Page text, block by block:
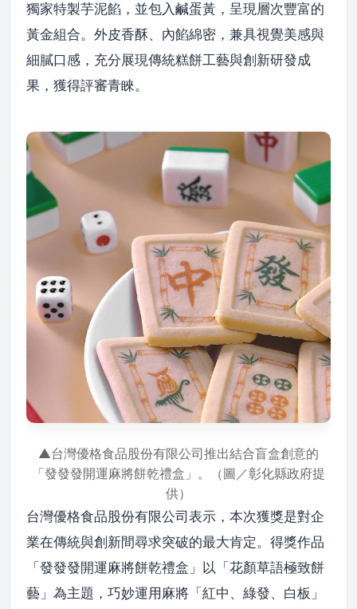
獨家特製芋泥餡，並包入鹹蛋黃，呈現層次豐富的
黃金組合。外皮香酥、內餡綿密，兼具視覺美感與
細膩口感，充分展現傳統糕餅工藝與創新研發成
果，獲得評審青睞。
▲台灣優格食品股份有限公司推出結合盲盒創意的
「發發發開運麻將餅乾禮盒」。（圖／彰化縣政府提
供）
台灣優格食品股份有限公司表示，本次獲獎是對企
業在傳統與創新間尋求突破的最大肯定。得獎作品
「發發發開運麻將餅乾禮盒」以「花顏草語極致餅
藝」為主題，巧妙運用麻將「紅中、綠發、白板」